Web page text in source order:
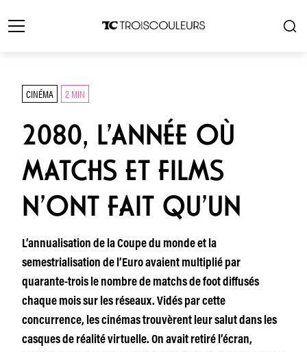
CINÉMA 2 MIN
2080, L’ANNÉE OÙ
MATCHS ET FILMS
N’ONT FAIT QU’UN
L’annualisation de la Coupe du monde et la
semestrialisation de l’Euro avaient multiplié par
quarante-trois le nombre de matchs de foot diffusés
chaque mois sur les réseaux. Vidés par cette
concurrence, les cinémas trouvèrent leur salut dans les
casques de réalité virtuelle. On avait retiré l’écran,